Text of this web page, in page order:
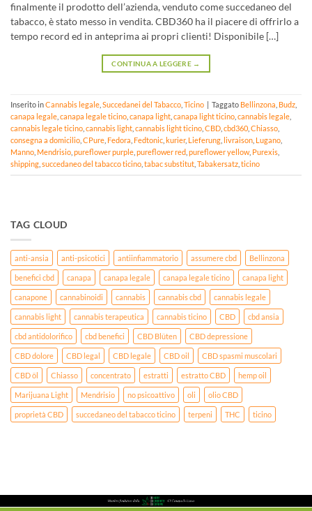
finalmente il prodotto dell’azienda, venduto come succedaneo del
tabacco, è stato messo in vendita. CBD360 ha il piacere di offrirlo a
tempo record ed in anteprima ai propri clienti! Disponibile […]
CONTINUA A LEGGERE →
Inserito inCannabis legale Succedanei del Tabacco Ticino Taggato Bellinzona Budz
canapa legale canapa legale ticino canapa light canapa light ticino cannabis legale
cannabis legale ticino cannabis light cannabis light ticino CBD cbd360 Chiasso
consegna a domicilio CPure Fedora Fedtonic kurier, Lieferung livraison Lugano
Manno Mendrisio pureflower purple pureflower red pureflower yellow, Purexis
shipping succedaneo del tabacco ticino tabac substitut Tabakersatz ticino
TAG CLOUD
anti-ansia anti-psicotici antiinfiammatorio assumere cbd Bellinzona
benefici cbd canapa canapa legale canapa legale ticino canapa light
canapone cannabinoidi cannabis cannabis cbd cannabis legale
cannabis light cannabis terapeutica cannabis ticino CBD cbd ansia
cbd antidolorifico cbd benefici CBD Blüten CBD depressione
CBD dolore CBD legal CBD legale CBD oil CBD spasmi muscolari
CBD öl Chiasso concentrato estratti estratto CBD hemp oil
Marijuana Light Mendrisio no psicoattivo oli olio CBD
proprietà CBD succedaneo del tabacco ticino terpeni THC ticino